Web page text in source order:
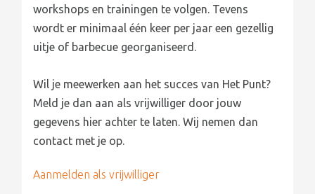
workshops en trainingen te volgen. Tevens
wordt er minimaal één keer per jaar een gezellig
uitje of barbecue georganiseerd.
Wil je meewerken aan het succes van Het Punt?
Meld je dan aan als vrijwilliger door jouw
gegevens hier achter te laten. Wij nemen dan
contact met je op.
Aanmelden als vrijwilliger